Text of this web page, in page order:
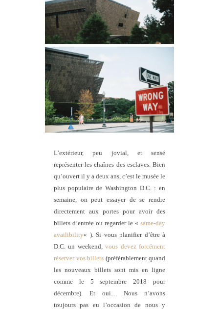
L’extérieur, peu jovial, et sensé
représenter les chaînes des esclaves. Bien
qu’ouvert il y a deux ans, c’est le musée le
plus populaire de Washington D.C. : en
semaine, on peut essayer de se rendre
directement aux portes pour avoir des
billets d’entrée ou regarder le « same-day
availibility« ). Si vous planifier d’être à
D.C. un weekend,vous devez forcément
réserver vos billets (préférablement quand
les nouveaux billets sont mis en ligne
comme le 5 septembre 2018 pour
décembre). Et oui… Nous n’avons
toujours pas eu l’occasion de nous y